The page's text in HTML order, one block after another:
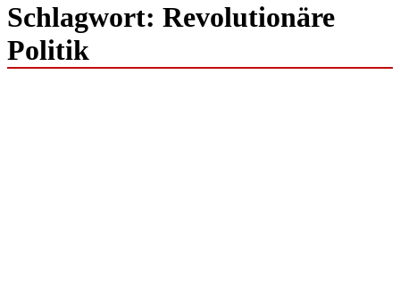
Schlagwort: Revolutionäre
Politik